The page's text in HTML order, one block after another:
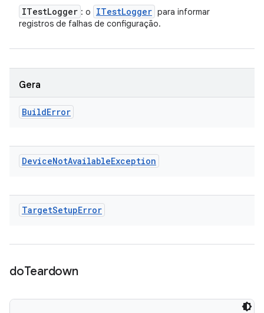
ITestLogger : o ITestLogger para informar
registros de falhas de configuração.
Gera
BuildError
DeviceNotAvailableException
TargetSetupError
doTeardown